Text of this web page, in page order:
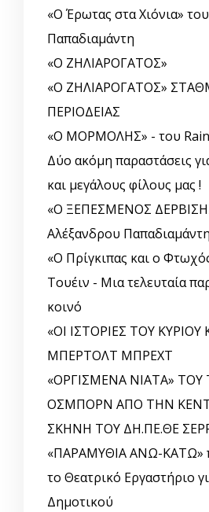
«Ο Έρωτας στα Χιόνια»
Παπαδιαμάντη
«Ο ΖΗΛΙΑΡΟΓΑΤΟΣ»
«Ο ΖΗΛΙΑΡΟΓΑΤΟΣ»
ΠΕΡΙΟΔΕΙΑΣ
«Ο ΜΟΡΜΟΛΗΣ» - του
Δύο ακόμη παραστάσεις
και μεγάλους φίλους μας !
«Ο ΞΕΠΕΣΜΕΝΟΣ
Αλέξανδρου Παπαδιαμάντη
«Ο Πρίγκιπας και ο
Τουέιν - Μια τελευταία
κοινό
«ΟΙ ΙΣΤΟΡΙΕΣ ΤΟΥ
ΜΠΕΡΤΟΛΤ ΜΠΡΕΧΤ
«ΟΡΓΙΣΜΕΝΑ ΝΙΑΤΑ»
ΟΣΜΠΟΡΝ ΑΠΟ ΤΗΝ
ΣΚΗΝΗ ΤΟΥ ΔΗ.ΠΕ.ΘΕ
«ΠΑΡΑΜΥΘΙΑ ΑΝΩ-ΚΑΤΩ»
το Θεατρικό Εργαστήριο
Δημοτικού